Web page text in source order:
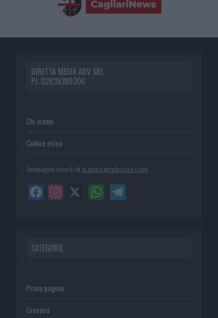
DIRETTA MEDIA ADV SRL
P.I. 02839380306
Chi siamo
Codice etico
Immagini stock di it.depositphotos.com
CATEGORIE
Prima pagina
Cronaca